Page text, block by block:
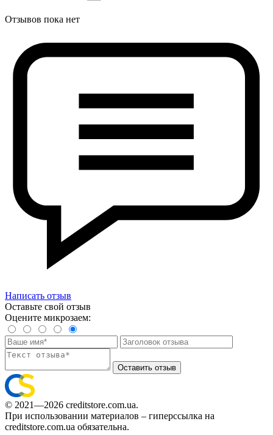
Отзывов пока нет
Написать отзыв
Оставьте свой отзыв
Оцените микрозаем:
Оставить отзыв
© 2021—2026 creditstore.com.ua.
При использовании материалов – гиперссылка на
creditstore.com.ua обязательна.